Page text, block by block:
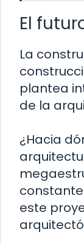
El
La
plantea
de la
¿Hacia
este